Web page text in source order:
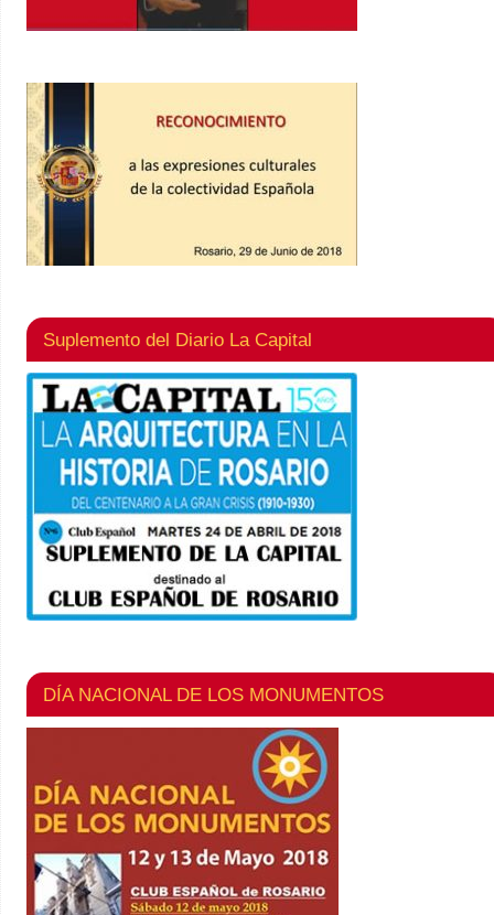
Suplemento del Diario La Capital
DÍA NACIONAL DE LOS MONUMENTOS